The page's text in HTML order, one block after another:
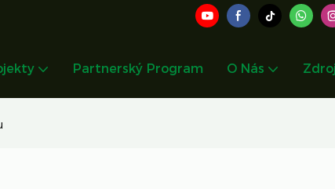
Partnerský Program O Nás Zdroj